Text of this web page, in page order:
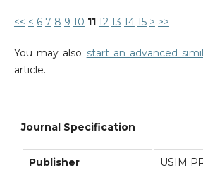
<< < 6 7 8 9 10 11 12 13 14 15 > >>
You may also start an advanced
article.
Journal Specification
Publisher USIM